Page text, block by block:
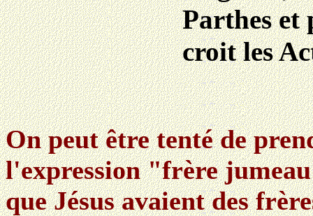
Parthes et
croit les
On peut être tenté de
l'expression "frère
que Jésus avaient des